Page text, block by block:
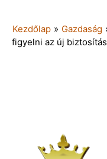
Kezdőlap » Gazdaság
figyelni az új